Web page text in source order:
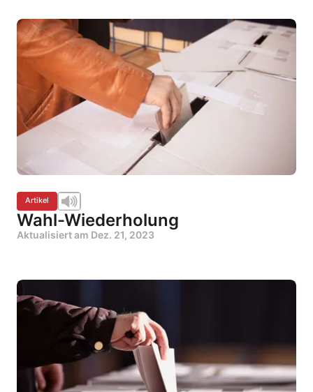
Artikel
Wahl-Wiederholung
Aktualisiert am Dez. 21, 2023